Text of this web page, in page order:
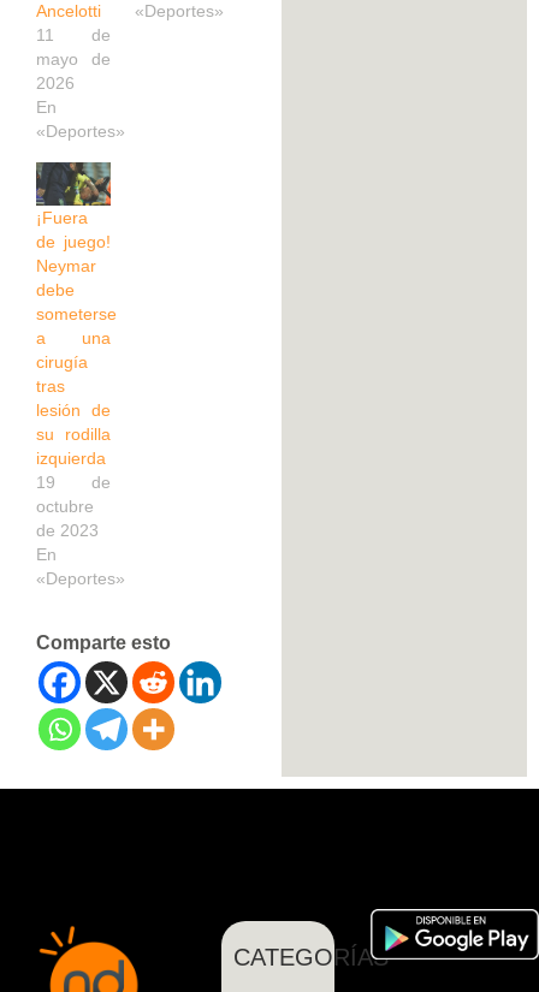
Ancelotti
11 de
mayo de
2026
En
«Deportes»
«Deportes»
¡Fuera
de juego!
Neymar
debe
someterse
a una
cirugía
tras
lesión de
su rodilla
izquierda
19 de
octubre
de 2023
En
«Deportes»
Comparte esto
CATEGORÍAS